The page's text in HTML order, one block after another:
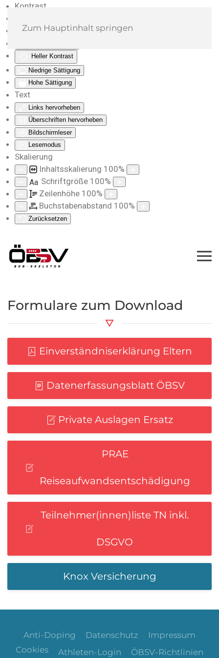
Kontrast
Monochrom
Heller Kontrast
Niedrige Sättigung
Hohe Sättigung
Text
Links hervorheben
Überschriften hervorheben
Bildschirmleser
Lesemodus
Skalierung
Inhaltsskalierung 100%
Aa Schriftgröße 100%
Zeilenhöhe 100%
Buchstabenabstand 100%
Zurücksetzen
Zum Hauptinhalt springen
Formulare zum Download
Einverständniserklärung Eltern
Datenerfassungsblatt ÖBSV
Private Auslagen Ersatz
PRAE
Reiseaufwandsentschädigung
Teilnehmer(innen)liste TN inkl.
DSGVO
Knox Versicherung
Anti-Doping Datenschutz
Impressum
Cookies
Athleten-Login ÖBSV-Richtlinien